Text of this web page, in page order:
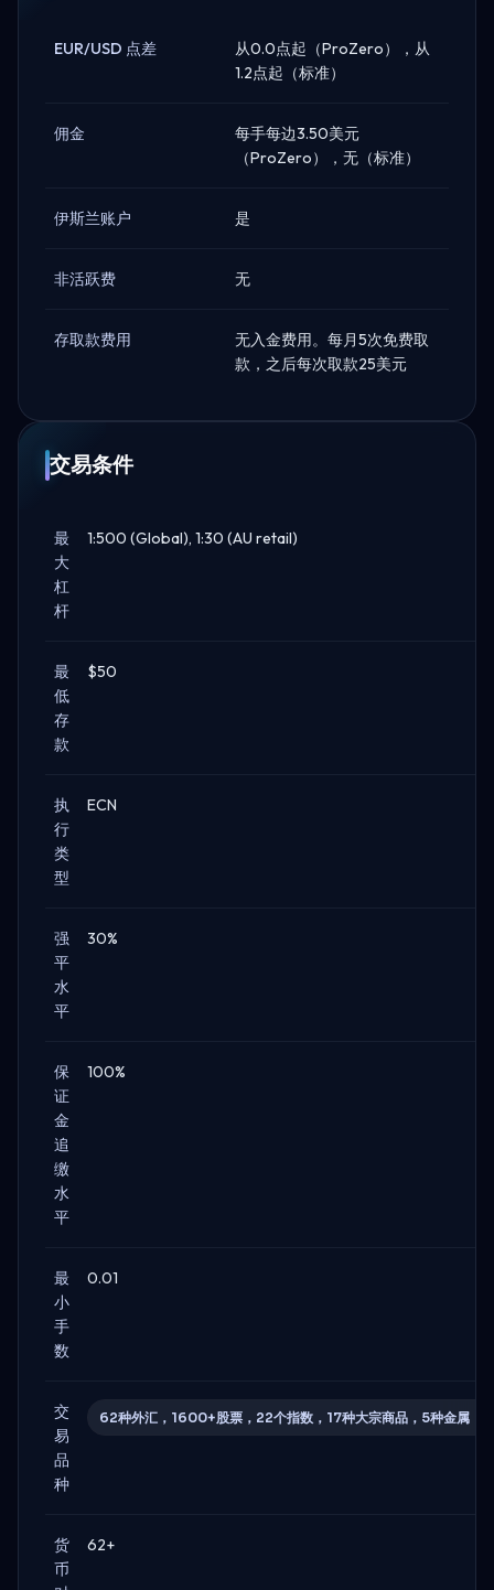
EUR/USD 点差
从0.0点起（ProZero），从
1.2点起（标准）
佣金
每手每边3.50美元
（ProZero），无（标准）
伊斯兰账户 是
非活跃费 无
存取款费用
无入金费用。每月5次免费取
款，之后每次取款25美元
交易条件
最
大
杠
杆
1:500 (Global), 1:30 (AU retail)
最
低
存
款
$50
执
行
类
型
ECN
强
平
水
平
30%
保
证
金
追
缴
水
平
100%
最
小
手
数
0.01
交
易
品
种
62种外汇，1600+股票，22个指数，17种大宗商品，5种金属，
货
币
62+